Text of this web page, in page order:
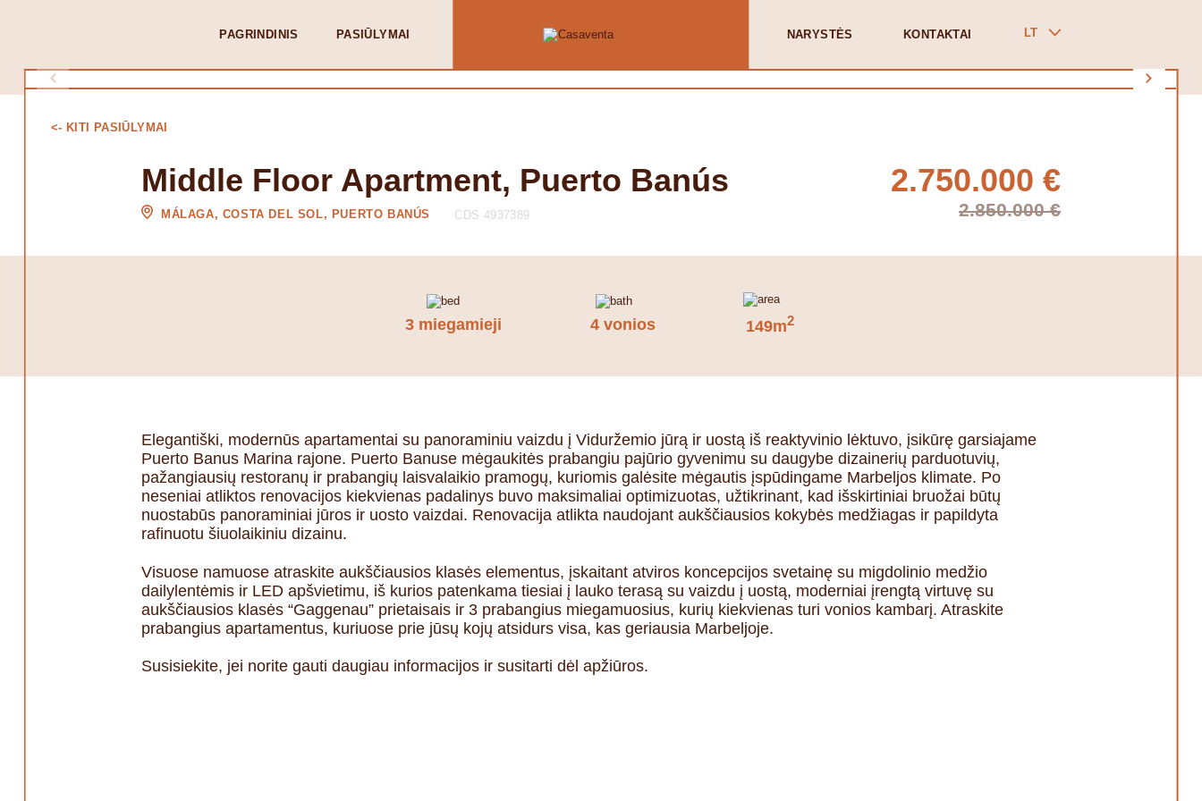
PAGRINDINIS PASIŪLYMAI NARYSTĖS KONTAKTAI LT
<- KITI PASIŪLYMAI
Middle Floor Apartment, Puerto Banús
MÁLAGA, COSTA DEL SOL, PUERTO BANÚS CDS 4937389
2.750.000 €
2.850.000 €
3 miegamieji 4 vonios 149m2
Elegantiški, modernūs apartamentai su panoraminiu vaizdu į Viduržemio jūrą ir uostą iš reaktyvinio lėktuvo, įsikūrę garsiajame
Puerto Banus Marina rajone. Puerto Banuse mėgaukitės prabangiu pajūrio gyvenimu su daugybe dizainerių parduotuvių,
pažangiausių restoranų ir prabangių laisvalaikio pramogų, kuriomis galėsite mėgautis įspūdingame Marbeljos klimate. Po
neseniai atliktos renovacijos kiekvienas padalinys buvo maksimaliai optimizuotas, užtikrinant, kad išskirtiniai bruožai būtų
nuostabūs panoraminiai jūros ir uosto vaizdai. Renovacija atlikta naudojant aukščiausios kokybės medžiagas ir papildyta
rafinuotu šiuolaikiniu dizainu.
Visuose namuose atraskite aukščiausios klasės elementus, įskaitant atviros koncepcijos svetainę su migdolinio medžio
dailylentėmis ir LED apšvietimu, iš kurios patenkama tiesiai į lauko terasą su vaizdu į uostą, moderniai įrengtą virtuvę su
aukščiausios klasės “Gaggenau” prietaisais ir 3 prabangius miegamuosius, kurių kiekvienas turi vonios kambarį. Atraskite
prabangius apartamentus, kuriuose prie jūsų kojų atsidurs visa, kas geriausia Marbeljoje.
Susisiekite, jei norite gauti daugiau informacijos ir susitarti dėl apžiūros.